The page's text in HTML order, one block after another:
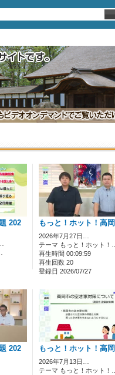
202
もっと！ホット！高岡
2026年7月27日…
テーマ もっと！ホット！…
再生時間 00:09:59
再生回数 20
登録日 2026/07/27
202
もっと！ホット！高岡
2026年7月13日…
テーマ もっと！ホット！…